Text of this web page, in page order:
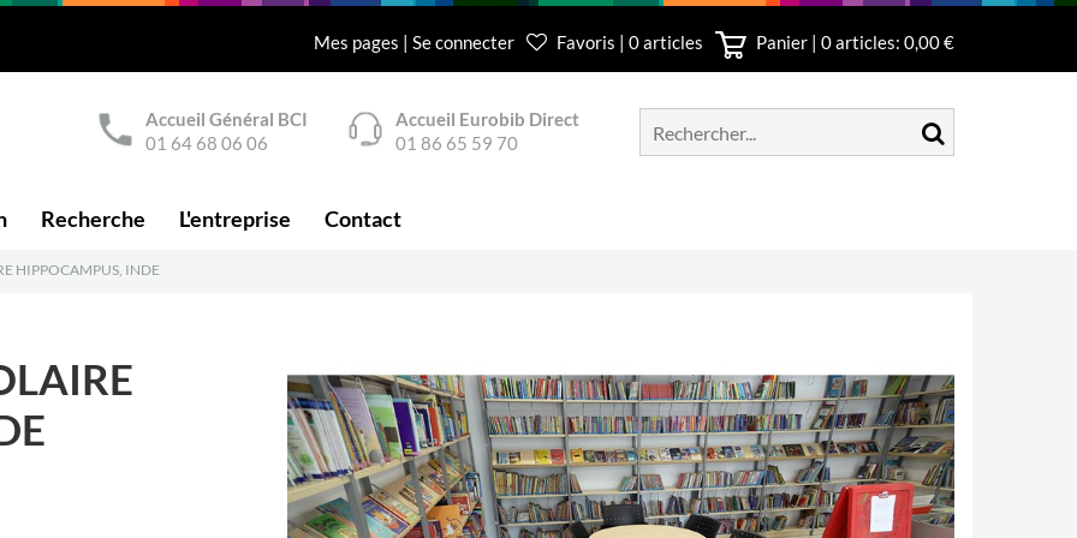
Mes pages | Se connecter Favoris | 0 articles Panier | 0articles: 0,00 €
Accueil Général BCI
01 64 68 06 06
Accueil Eurobib Direct
01 86 65 59 70
Recherche L'entreprise Contact
HIPPOCAMPUS, INDE